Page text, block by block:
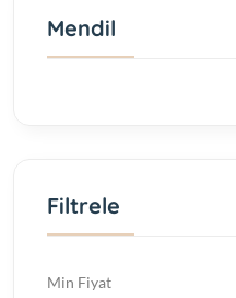
Mendil
Filtrele
Min Fiyat